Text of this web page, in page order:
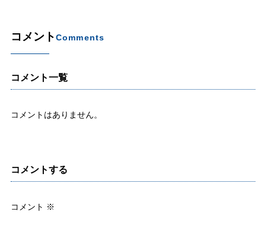
コメントComments
コメント一覧
コメントはありません。
コメントする
コメント ※